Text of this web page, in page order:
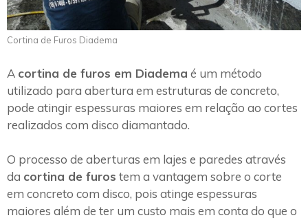
Cortina de Furos Diadema
A cortina de furos em Diadema é um método
utilizado para abertura em estruturas de concreto,
pode atingir espessuras maiores em relação ao cortes
realizados com disco diamantado.
O processo de aberturas em lajes e paredes através
da cortina de furos tem a vantagem sobre o corte
em concreto com disco, pois atinge espessuras
maiores além de ter um custo mais em conta do que o